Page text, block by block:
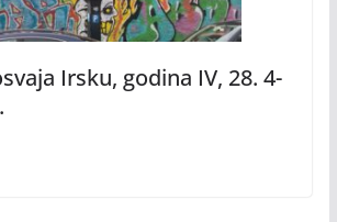
Irsku, godina IV, 28. 4-